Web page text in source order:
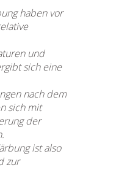
haben vor
und
sich eine
nach dem
sich mit
der
ist also
zur